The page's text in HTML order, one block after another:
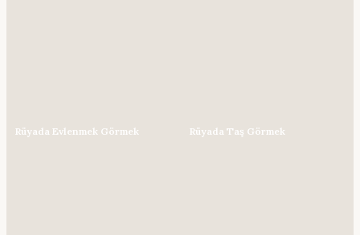
Rüyada Evlenmek Görmek Rüyada Taş Görmek